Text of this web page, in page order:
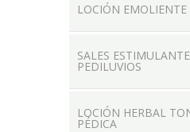
LOCIÓN EMOLIENTE
SALES
PEDILUVIOS
LOCIÓN HERBAL
PÉDICA